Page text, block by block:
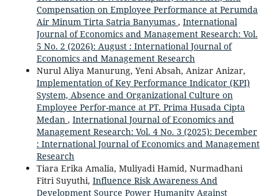
Compensation on Employee Performance at Perumda
Air Minum Tirta Satria Banyumas , International
Journal of Economics and Management Research: Vol.
5 No. 2 (2026): August : International Journal of
Economics and Management Research
Nurul Aliya Manurung, Yeni Absah, Anizar Anizar,
Implementation of Key Performance Indicator (KPI)
System, Absence and Organizational Culture on
Employee Perfor-mance at PT. Prima Husada Cipta
Medan , International Journal of Economics and
Management Research: Vol. 4 No. 3 (2025): December
: International Journal of Economics and Management
Research
Tiara Erika Amalia, Muliyadi Hamid, Nurmadhani
Fitri Suyuthi, Influence Risk Awareness And
Development Source Power Humanity Against